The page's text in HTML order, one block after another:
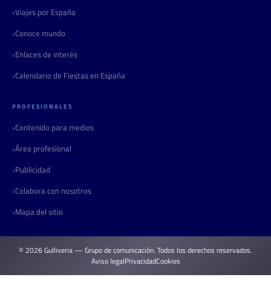
Viajes por España
Conoce mundo
Enlaces de interés
Calendario de Fiestas en España
PROFESIONALES
Contenido para medios
Área profesional
Publicidad
Colabora con nosotros
Mapa del sitio
© 2026 Gulliveria — Grupo de comunicación. Todos los derechos reservados.
Aviso legalPrivacidadCookies